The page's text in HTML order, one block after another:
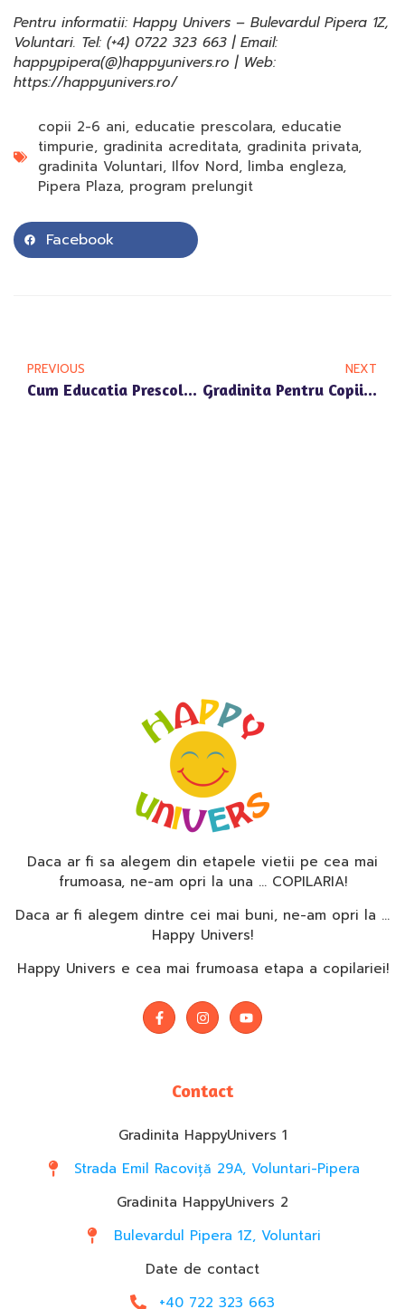
Pentru informatii: Happy Univers – Bulevardul Pipera 1Z,
Voluntari. Tel: (+4) 0722 323 663 | Email:
happypipera(@)happyunivers.ro | Web:
https://happyunivers.ro/
copii 2-6 ani, educatie prescolara, educatie
timpurie, gradinita acreditata, gradinita privata,
gradinita Voluntari, Ilfov Nord, limba engleza,
Pipera Plaza, program prelungit
Facebook
PREVIOUS
Cum Educatia Prescolara In Zona Floreasca Poate Influenta Viitorul Copilului Tau
NEXT
Gradinita Pentru Copii 2-6 Ani Din Voluntari – Focus Pe Dezvoltare Si Siguranta
Daca ar fi sa alegem din etapele vietii pe cea mai
frumoasa, ne-am opri la una … COPILARIA!
Daca ar fi alegem dintre cei mai buni, ne-am opri la …
Happy Univers!
Happy Univers e cea mai frumoasa etapa a copilariei!
Contact
Gradinita HappyUnivers 1
Strada Emil Racoviță 29A, Voluntari-Pipera
Gradinita HappyUnivers 2
Bulevardul Pipera 1Z, Voluntari
Date de contact
+40 722 323 663